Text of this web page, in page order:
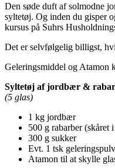
Den søde duft af solmodne
syltetøj. Og inden du gisper
kursus på Suhrs
Det er selvfølgelig billigst,
Geleringsmiddel og Atamon
Syltetøj af jordbær &
(5 glas)
1 kg jordbær
500 g rabarber (skåret
300 g sukker
Evt. 1 tsk
Atamon til at skylle